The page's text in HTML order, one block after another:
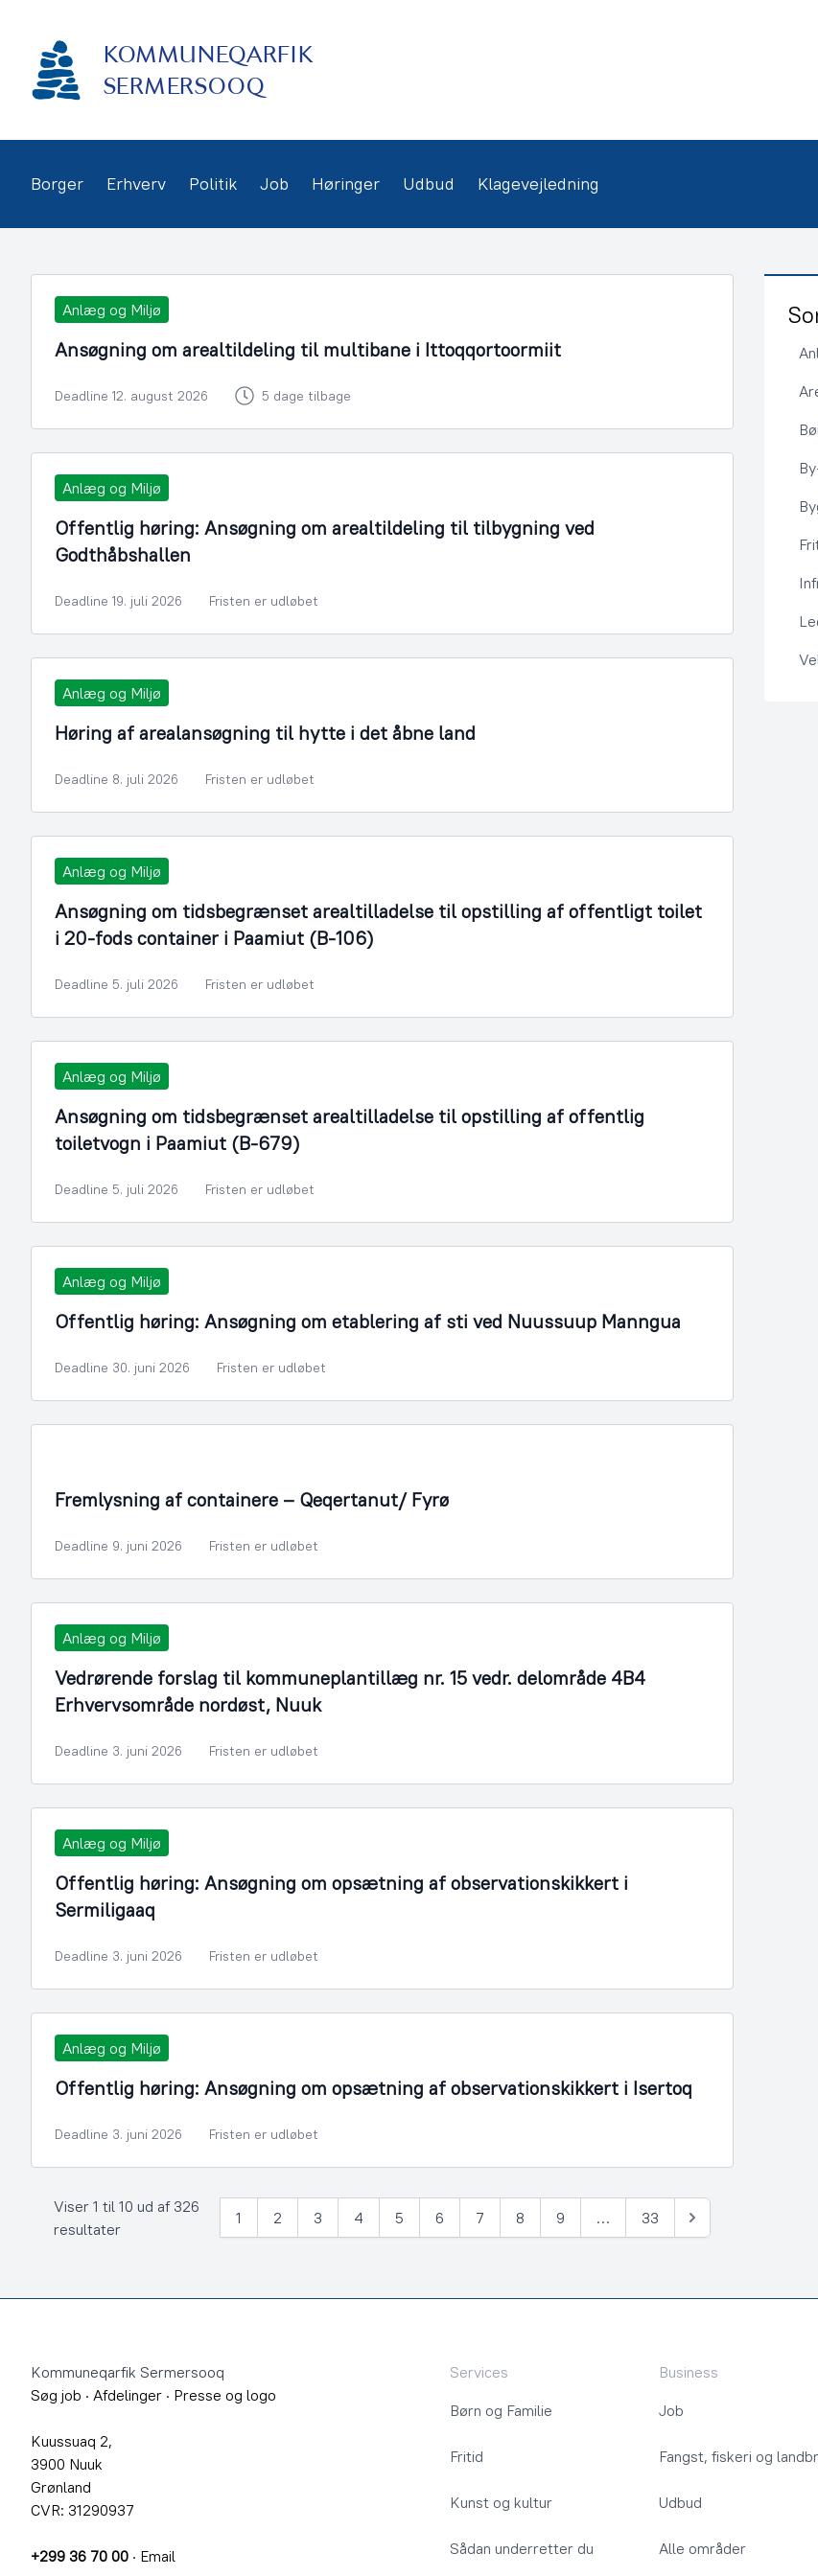
indhold
KOMMUNEQARFIK
SERMERSOOQ
Borger Erhverv Politik Job Høringer Udbud Klagevejledning
Anlæg og Miljø
Ansøgning om arealtildeling til multibane i Ittoqqortoormiit
Deadline 12. august 2026 5 dage tilbage
Anlæg og Miljø
Offentlig høring: Ansøgning om arealtildeling til tilbygning ved
Godthåbshallen
Deadline 19. juli 2026 Fristen er udløbet
Anlæg og Miljø
Høring af arealansøgning til hytte i det åbne land
Deadline 8. juli 2026 Fristen er udløbet
Anlæg og Miljø
Ansøgning om tidsbegrænset arealtilladelse til opstilling af offentligt toilet
i 20-fods container i Paamiut (B-106)
Deadline 5. juli 2026 Fristen er udløbet
Anlæg og Miljø
Ansøgning om tidsbegrænset arealtilladelse til opstilling af offentlig
toiletvogn i Paamiut (B-679)
Deadline 5. juli 2026 Fristen er udløbet
Anlæg og Miljø
Offentlig høring: Ansøgning om etablering af sti ved Nuussuup Manngua
Deadline 30. juni 2026 Fristen er udløbet
Fremlysning af containere – Qeqertanut/ Fyrø
Deadline 9. juni 2026 Fristen er udløbet
Anlæg og Miljø
Vedrørende forslag til kommuneplantillæg nr. 15 vedr. delområde 4B4
Erhvervsområde nordøst, Nuuk
Deadline 3. juni 2026 Fristen er udløbet
Anlæg og Miljø
Offentlig høring: Ansøgning om opsætning af observationskikkert i
Sermiligaaq
Deadline 3. juni 2026 Fristen er udløbet
Anlæg og Miljø
Offentlig høring: Ansøgning om opsætning af observationskikkert i Isertoq
Deadline 3. juni 2026 Fristen er udløbet
Viser 1 til 10 ud af 326
resultater
1 2 3 4 5 6 7 8 9 … 33
Næste
Kommuneqarfik Sermersooq
Søg job · Afdelinger · Presse og logo
Kuussuaq 2,
3900 Nuuk
Grønland
CVR: 31290937
+299 36 70 00 · Email
Services
Børn og Familie
Fritid
Kunst og kultur
Sådan underretter du
Business
Job
Fangst, fiskeri og
Udbud
Alle områder